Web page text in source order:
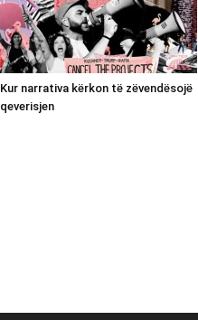
Kur narrativa kërkon të zëvendësojë
qeverisjen